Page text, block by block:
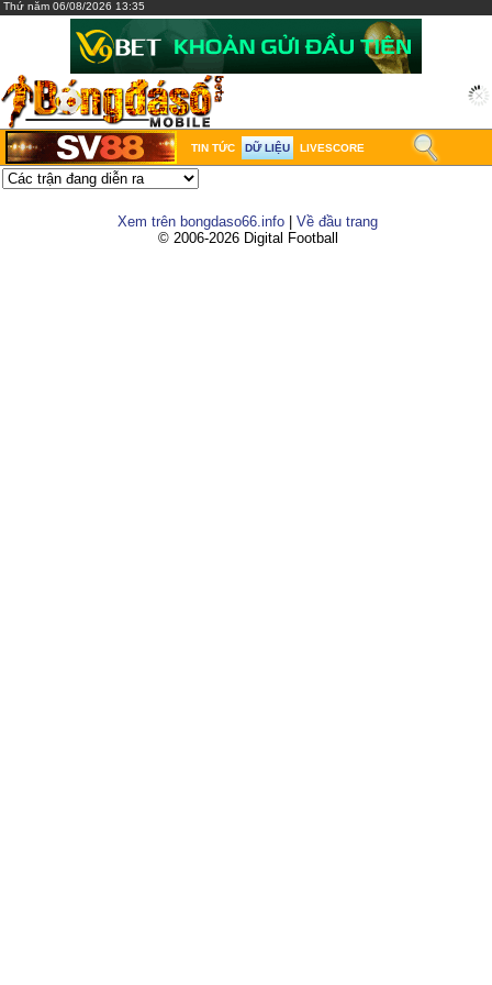
Thứ năm 06/08/2026 13:35
TIN TỨC DỮ LIỆU LIVESCORE
Xem trên bongdaso66.info
Về đầu trang
© 2006-2026 Digital Football